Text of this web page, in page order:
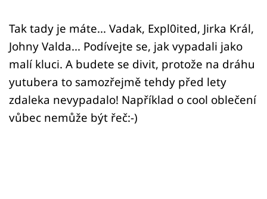
Přihlášení
Sledujte nás
Tak tady je máte... Vadak, Expl0ited, Jirka Král,
Johny Valda... Podívejte se, jak vypadali jako
malí kluci. A budete se divit, protože na dráhu
yutubera to samozřejmě tehdy před lety
zdaleka nevypadalo! Například o cool oblečení
vůbec nemůže být řeč:-)